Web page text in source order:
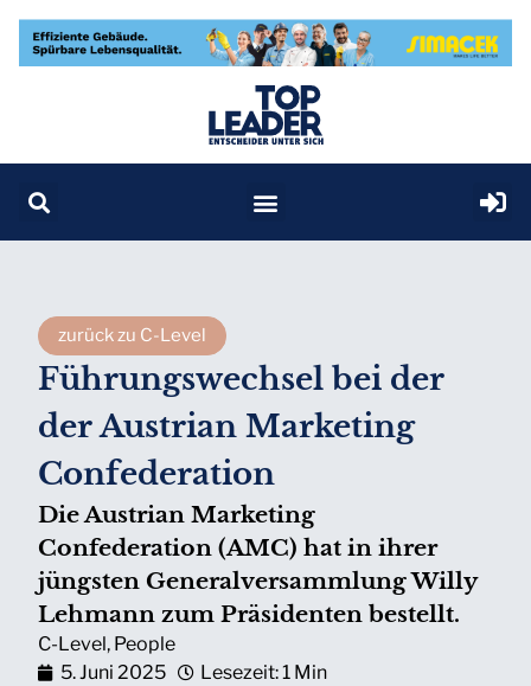
zurück zu C-Level
Führungswechsel bei der
der Austrian Marketing
Confederation
Die Austrian Marketing
Confederation (AMC) hat in ihrer
jüngsten Generalversammlung Willy
Lehmann zum Präsidenten bestellt.
C-Level, People
5. Juni 2025
Lesezeit: 1 Min